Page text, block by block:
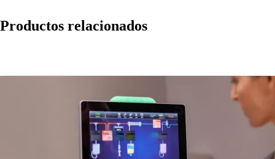
Productos relacionados